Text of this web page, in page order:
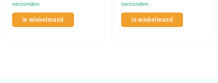
verzonden
in winkelmand
verzonden
in winkelmand
Dit
product